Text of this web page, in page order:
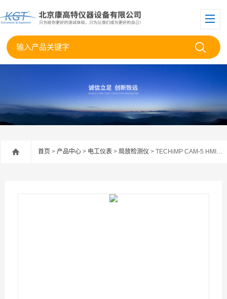
首页 > 产品中心 > 电工仪表 > 局放检测仪 > TECHiMP CAM-5 HMI局部放电监测系统